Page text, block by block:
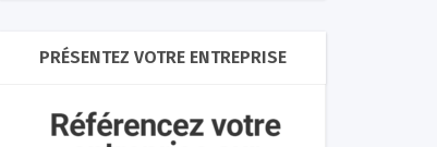
PRÉSENTEZ VOTRE ENTREPRISE